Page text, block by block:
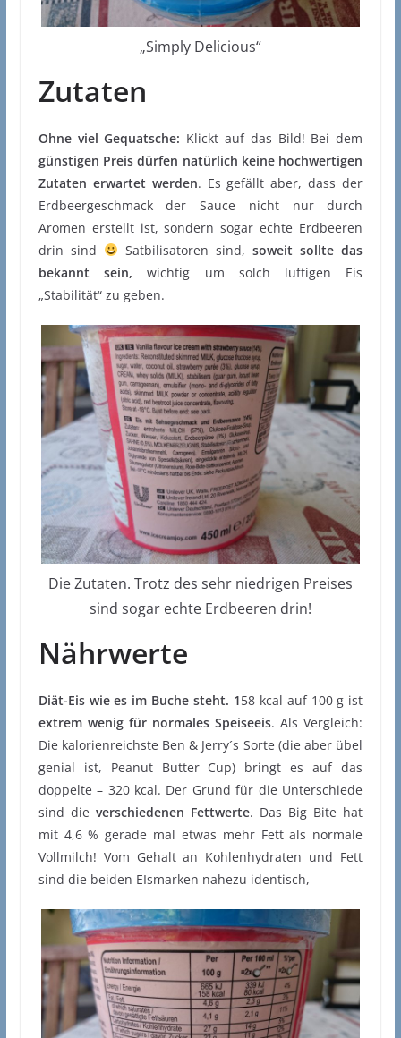
„Simply Delicious“
Zutaten
Ohne viel Gequatsche: Klickt auf das Bild! Bei dem
günstigen Preis dürfen natürlich keine hochwertigen
Zutaten erwartet werden. Es gefällt aber, dass der
Erdbeergeschmack der Sauce nicht nur durch
Aromen erstellt ist, sondern sogar echte Erdbeeren
drin sind
Satbilisatoren sind,soweit sollte das
bekannt sein, wichtig um solch luftigen Eis
„Stabilität“ zu geben.
Die Zutaten. Trotz des sehr niedrigen Preises
sind sogar echte Erdbeeren drin!
Nährwerte
Diät-Eis wie es im Buche steht. 158 kcal auf 100 g ist
extrem wenig für normales Speiseeis. Als Vergleich:
Die kalorienreichste Ben & Jerry´s Sorte (die aber übel
genial ist, Peanut Butter Cup) bringt es auf das
doppelte – 320 kcal. Der Grund für die Unterschiede
sind die verschiedenen Fettwerte. Das Big Bite hat
mit 4,6 % gerade mal etwas mehr Fett als normale
Vollmilch! Vom Gehalt an Kohlenhydraten und Fett
sind die beiden EIsmarken nahezu identisch,